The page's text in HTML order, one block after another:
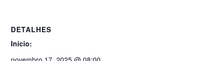
DETALHES
Início: